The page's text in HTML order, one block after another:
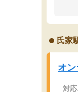
氏家
オ
対